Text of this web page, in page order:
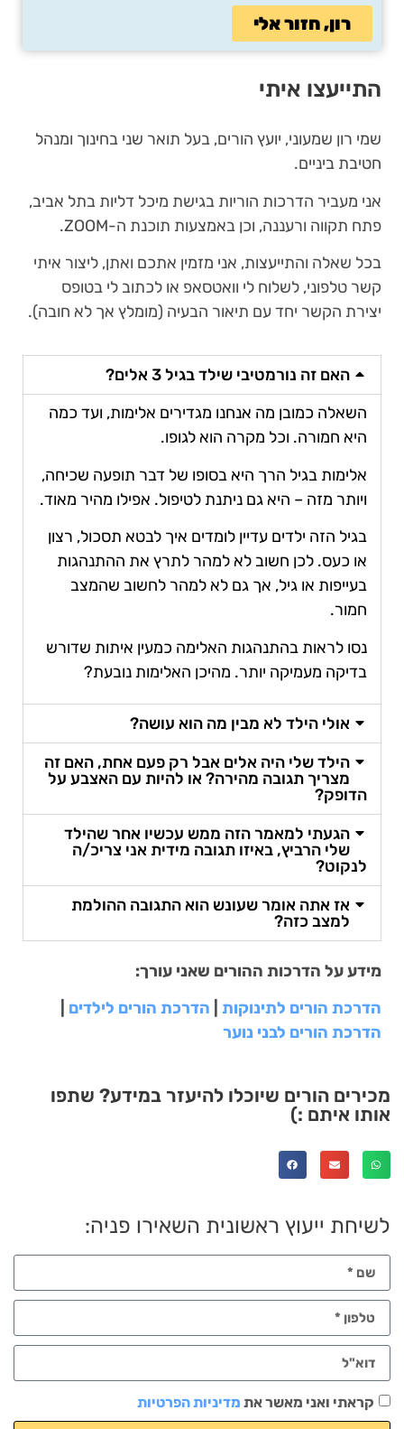
לשיחת ייעוץ ראשונית השאירו פניה:
קראתי ואני מאשר את מדיניות הפרטיות
רון, חזור אלי
התייעצו איתי
שמי רון שמעוני, יועץ הורים, בעל תואר שני בחינוך ומנהל
חטיבת ביניים.
אני מעביר הדרכות הוריות בגישת מיכל דליות בתל אביב,
פתח תקווה ורעננה, וכן באמצעות תוכנת ה-ZOOM.
בכל שאלה והתייעצות, אני מזמין אתכם ואתן, ליצור איתי
קשר טלפוני, לשלוח לי וואטסאפ או לכתוב לי בטופס
יצירת הקשר יחד עם תיאור הבעיה (מומלץ אך לא חובה).
האם זה נורמטיבי שילד בגיל 3 אלים?
השאלה כמובן מה אנחנו מגדירים אלימות, ועד כמה
היא חמורה. וכל מקרה הוא לגופו.
אלימות בגיל הרך היא בסופו של דבר תופעה שכיחה,
ויותר מזה – היא גם ניתנת לטיפול. אפילו מהיר מאוד.
בגיל הזה ילדים עדיין לומדים איך לבטא תסכול, רצון
או כעס. לכן חשוב לא למהר לתרץ את ההתנהגות
בעייפות או גיל, אך גם לא למהר לחשוב שהמצב
חמור.
נסו לראות בהתנהגות האלימה כמעין איתות שדורש
בדיקה מעמיקה יותר. מהיכן האלימות נובעת?
אולי הילד לא מבין מה הוא עושה?
הילד שלי היה אלים אבל רק פעם אחת, האם זה
מצריך תגובה מהירה? או להיות עם האצבע על
הדופק?
הגעתי למאמר הזה ממש עכשיו אחר שהילד
שלי הרביץ, באיזו תגובה מידית אני צריכ/ה
לנקוט?
אז אתה אומר שעונש הוא התגובה ההולמת
למצב כזה?
מידע על הדרכות ההורים שאני עורך:
הדרכת הורים לתינוקות
הדרכת הורים לילדים
הדרכת הורים לבני נוער
מכירים הורים שיוכלו להיעזר במידע? שתפו
אותו איתם :)